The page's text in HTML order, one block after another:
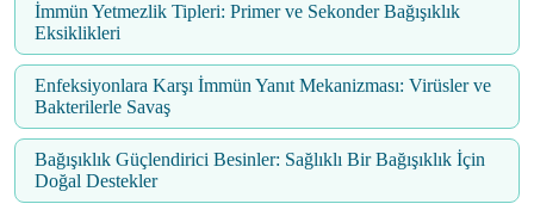
İmmün Yetmezlik Tipleri: Primer ve Sekonder Bağışıklık
Eksiklikleri
Enfeksiyonlara Karşı İmmün Yanıt Mekanizması: Virüsler ve
Bakterilerle Savaş
Bağışıklık Güçlendirici Besinler: Sağlıklı Bir Bağışıklık İçin
Doğal Destekler